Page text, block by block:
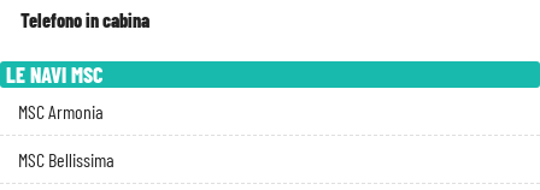
Telefono in cabina
LE NAVI MSC
MSC Armonia
MSC Bellissima